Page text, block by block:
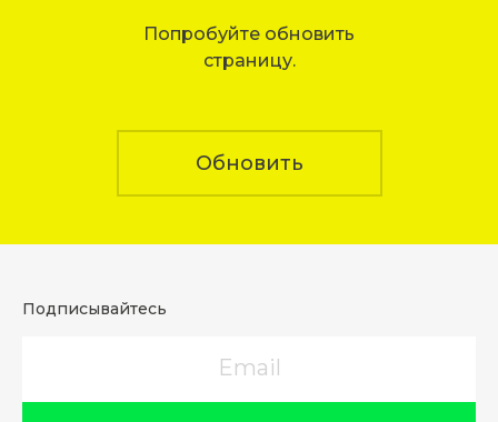
Попробуйте обновить
страницу.
Обновить
Подписывайтесь